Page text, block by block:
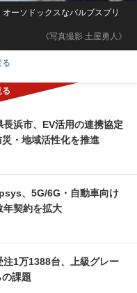
《写真撮影 土屋勇人》
ーソドックスなバルブスプリ
る
長浜市、EV活用の連携協定
・地域活性化を推進
、5G/6G・自動車向け
年契約を拡大
注1万1388台、上級グレー
の課題